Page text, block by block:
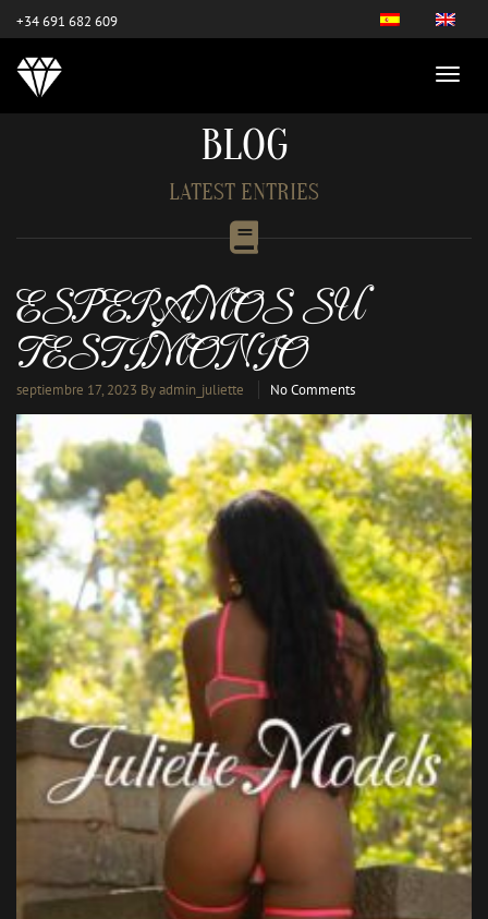
+34 691 682 609
BLOG
LATEST ENTRIES
ESPERAMOS SU
TESTIMONIO
septiembre 17, 2023 By admin_juliette No Comments